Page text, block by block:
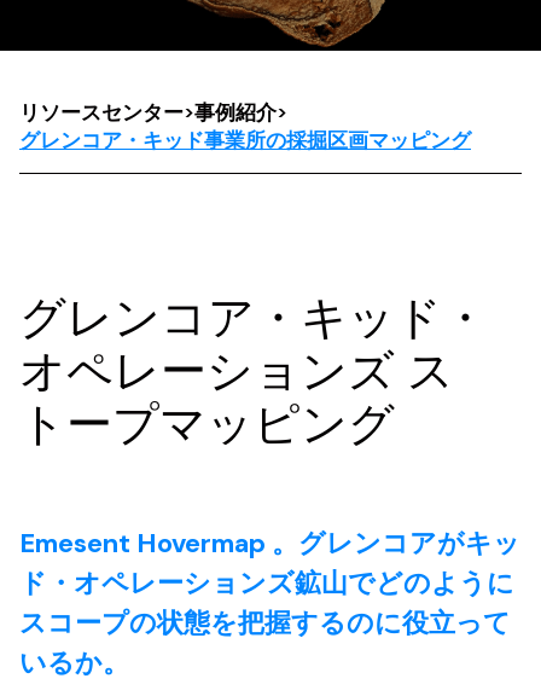
リソースセンター>事例紹介>
グレンコア・キッド事業所の採掘区画マッピング
グレンコア・キッド・
オペレーションズ ス
トープマッピング
Emesent Hovermap 。グレンコアがキッ
ド・オペレーションズ鉱山でどのように
スコープの状態を把握するのに役立って
いるか。